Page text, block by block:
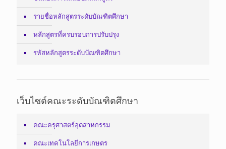
รายชื่อหลักสูตรระดับบัณฑิตศึกษา
หลักสูตรที่ครบรอบการปรับปรุง
รหัสหลักสูตรระดับบัณฑิตศึกษา
เว็บไซต์คณะระดับบัณฑิตศึกษา
คณะครุศาสตร์อุตสาหกรรม
คณะเทคโนโลยีการเกษตร